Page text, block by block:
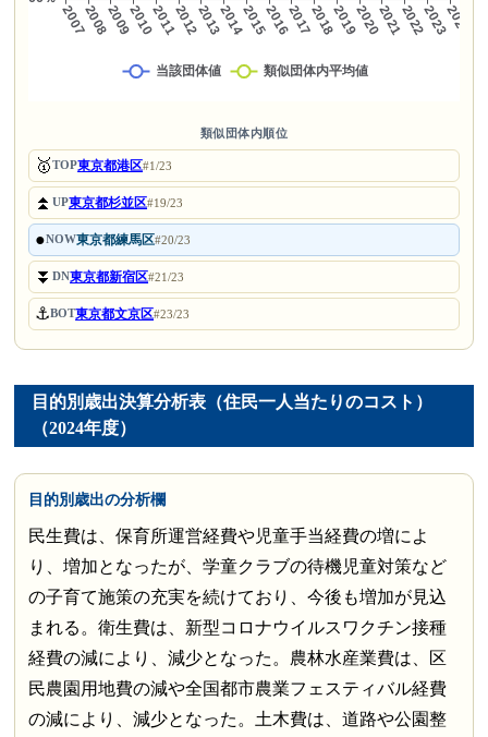
類似団体内順位
🥇TOP東京都港区#1/23
⏫UP東京都杉並区#19/23
●NOW東京都練馬区#20/23
⏬DN東京都新宿区#21/23
⚓BOT東京都文京区#23/23
目的別歳出決算分析表（住民一人当たりのコスト）
（2024年度）
目的別歳出の分析欄
民生費は、保育所運営経費や児童手当経費の増によ
り、増加となったが、学童クラブの待機児童対策など
の子育て施策の充実を続けており、今後も増加が見込
まれる。衛生費は、新型コロナウイルスワクチン接種
経費の減により、減少となった。農林水産業費は、区
民農園用地費の減や全国都市農業フェスティバル経費
の減により、減少となった。土木費は、道路や公園整